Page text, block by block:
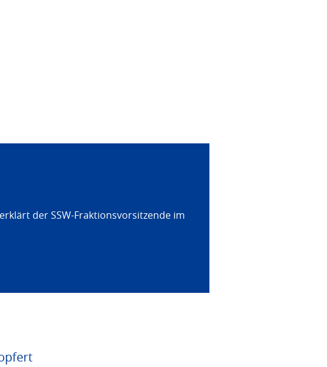
der SSW-Fraktionsvorsitzende im